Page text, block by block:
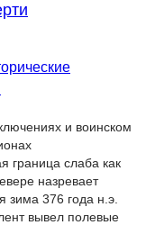
и воинском
граница слаба как
назревает
зима 376 года н.э.
вывел полевые